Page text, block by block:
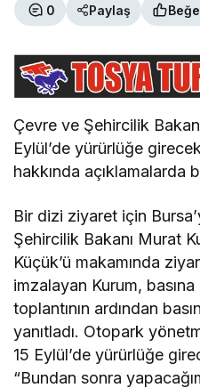
0 Paylaş
Çevre ve Şehircilik
Eylül’de yürürlüğe
hakkında açıklamalarda
Bir dizi ziyaret için
Şehircilik Bakanı Murat
Küçük’ü makamında
imzalayan Kurum,
toplantının ardından
yanıtladı. Otopark
15 Eylül’de yürürlüğe
“Bundan sonra